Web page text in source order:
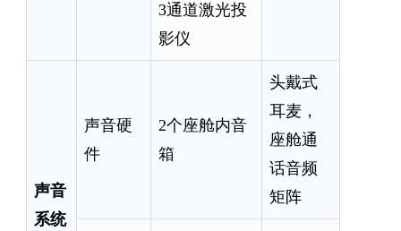
3通道激光投
影仪
声音
系统
声音硬
件
2个座舱内音
箱
头戴式
耳麦，
座舱通
话音频
矩阵